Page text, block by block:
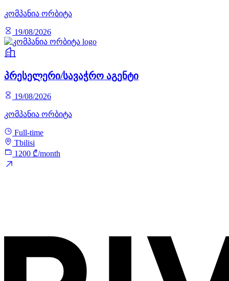
კომპანია ორბიტა
19/08/2026
პრესელერი/სავაჭრო აგენტი
19/08/2026
კომპანია ორბიტა
Full-time
Tbilisi
1200 ₾/month